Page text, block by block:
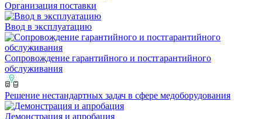
Организация поставки
Ввод в эксплуатацию
Сопровождение гарантийного и постгарантийного
обслуживания
Решение нестандартных задач в сфере медоборудования
Демонстрация и апробация